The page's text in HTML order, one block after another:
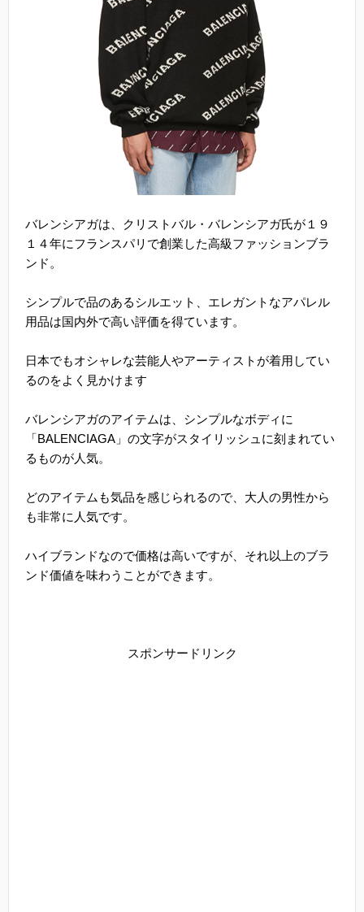
バレンシアガは、クリストバル・バレンシアガ氏が１９
１４年にフランスパリで創業した高級ファッションブラ
ンド。
シンプルで品のあるシルエット、エレガントなアパレル
用品は国内外で高い評価を得ています。
日本でもオシャレな芸能人やアーティストが着用してい
るのをよく見かけます
バレンシアガのアイテムは、シンプルなボディに
「BALENCIAGA」の文字がスタイリッシュに刻まれてい
るものが人気。
どのアイテムも気品を感じられるので、大人の男性から
も非常に人気です。
ハイブランドなので価格は高いですが、それ以上のブラ
ンド価値を味わうことができます。
スポンサードリンク